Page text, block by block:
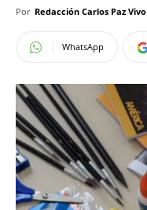
Por Redacción Carlos Paz Vivo
WhatsApp